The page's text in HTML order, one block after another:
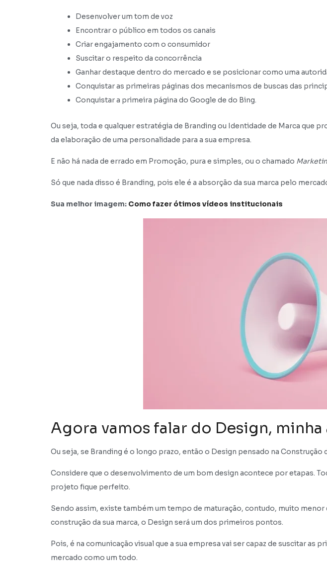
Desenvolver um tom de voz
Encontrar o público em todos os canais
Criar engajamento com o consumidor
Suscitar o respeito da concorrência
Ganhar destaque dentro do mercado e se posicionar como uma
Conquistar as primeiras páginas dos mecanismos de buscas das
Conquistar a primeira página do Google de do Bing.
Ou seja, toda e qualquer estratégia de Branding ou Identidade de Marca que
da elaboração de uma personalidade para a sua empresa.
E não há nada de errado em Promoção, pura e simples, ou o chamado
Só que nada disso é Branding, pois ele é a absorção da sua marca pelo
Sua melhor imagem: Como fazer ótimos vídeos institucionais
Agora vamos falar do Design,
Ou seja, se Branding é o longo prazo, então o Design pensado na
Considere que o desenvolvimento de um bom design acontece por etapas.
projeto fique perfeito.
Sendo assim, existe também um tempo de maturação, contudo, muito
construção da sua marca, o Design será um dos primeiros pontos.
Pois, é na comunicação visual que a sua empresa vai ser capaz de suscitar
mercado como um todo.